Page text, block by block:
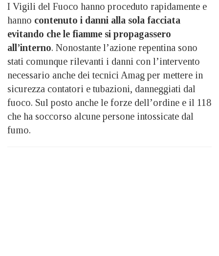
I Vigili del Fuoco hanno proceduto rapidamente e
hanno contenuto i danni alla sola facciata
evitando che le fiamme si propagassero
all’interno. Nonostante l’azione repentina sono
stati comunque rilevanti i danni con l’intervento
necessario anche dei tecnici Amag per mettere in
sicurezza contatori e tubazioni, danneggiati dal
fuoco. Sul posto anche le forze dell’ordine e il 118
che ha soccorso alcune persone intossicate dal
fumo.